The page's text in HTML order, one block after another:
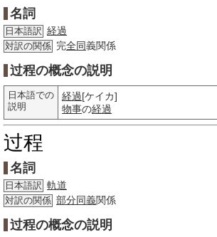
名詞
日本語訳 経過
対訳の関係 完全同義関係
过程の概念の説明
日本語での
説明
経過[ケイカ]
物事の経過
过程
名詞
日本語訳 軌道
対訳の関係 部分同義関係
过程の概念の説明